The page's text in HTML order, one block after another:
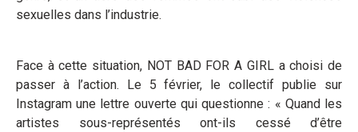
sexuelles dans l’industrie.
Face à cette situation, NOT BAD FOR A GIRL a choisi de
passer à l’action. Le 5 février, le collectif publie sur
Instagram une lettre ouverte qui questionne : « Quand les
artistes sous-représentés ont-ils cessé d’être